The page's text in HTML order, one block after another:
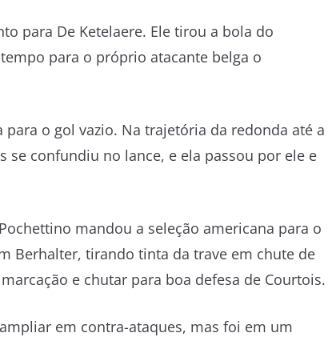
para De Ketelaere. Ele tirou a bola do
para o próprio atacante belga o
o gol vazio. Na trajetória da redonda até a
se confundiu no lance, e ela passou por ele e
mandou a seleção americana para o
Berhalter, tirando tinta da trave em chute de
e chutar para boa defesa de Courtois.
em contra-ataques, mas foi em um